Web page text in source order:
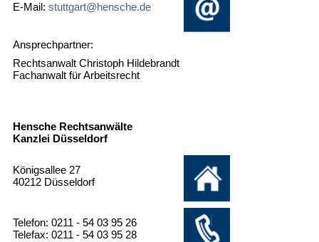
E-Mail: stuttgart@hensche.de
Ansprechpartner:
Rechtsanwalt Christoph Hildebrandt
Fachanwalt für Arbeitsrecht
Hensche Rechtsanwälte
Kanzlei Düsseldorf
Königsallee 27
40212 Düsseldorf
Telefon: 0211 - 54 03 95 26
Telefax: 0211 - 54 03 95 28